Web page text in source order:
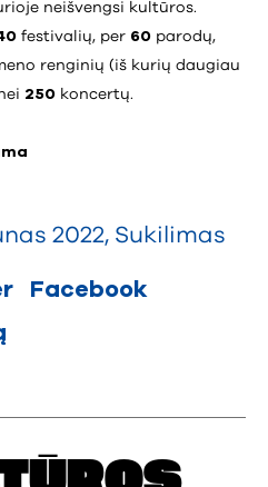
neišvengsi kultūros.
festivalių, per 60 parodų,
renginių (iš kurių daugiau
250 koncertų.
2022, Sukilimas
Facebook